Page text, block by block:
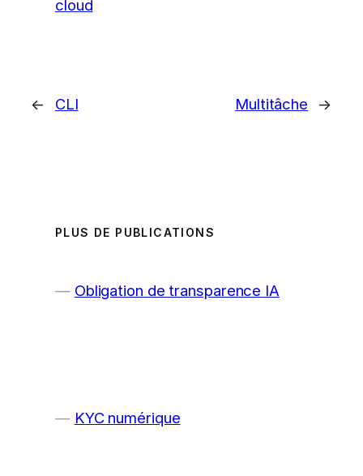
cloud
← CLI Multitâche →
PLUS DE PUBLICATIONS
Obligation de transparence IA
KYC numérique